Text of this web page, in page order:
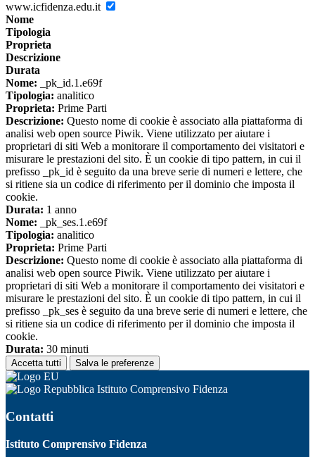
www.icfidenza.edu.it
Nome
Tipologia
Proprieta
Descrizione
Durata
Nome: _pk_id.1.e69f
Tipologia: analitico
Proprieta: Prime Parti
Descrizione: Questo nome di cookie è associato alla piattaforma di
analisi web open source Piwik. Viene utilizzato per aiutare i
proprietari di siti Web a monitorare il comportamento dei visitatori e
misurare le prestazioni del sito. È un cookie di tipo pattern, in cui il
prefisso _pk_id è seguito da una breve serie di numeri e lettere, che
si ritiene sia un codice di riferimento per il dominio che imposta il
cookie.
Durata: 1 anno
Nome: _pk_ses.1.e69f
Tipologia: analitico
Proprieta: Prime Parti
Descrizione: Questo nome di cookie è associato alla piattaforma di
analisi web open source Piwik. Viene utilizzato per aiutare i
proprietari di siti Web a monitorare il comportamento dei visitatori e
misurare le prestazioni del sito. È un cookie di tipo pattern, in cui il
prefisso _pk_ses è seguito da una breve serie di numeri e lettere, che
si ritiene sia un codice di riferimento per il dominio che imposta il
cookie.
Durata: 30 minuti
Accetta tutti Salva le preferenze
Istituto Comprensivo Fidenza
Contatti
Istituto Comprensivo Fidenza